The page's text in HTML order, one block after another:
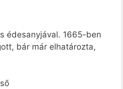
édesanyjával. 1665-ben
bár már elhatározta,